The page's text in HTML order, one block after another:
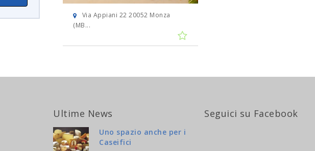
Via Appiani 22 20052 Monza
(MB...
Ultime News
Uno spazio anche per i
Caseifici
Seguici su Facebook